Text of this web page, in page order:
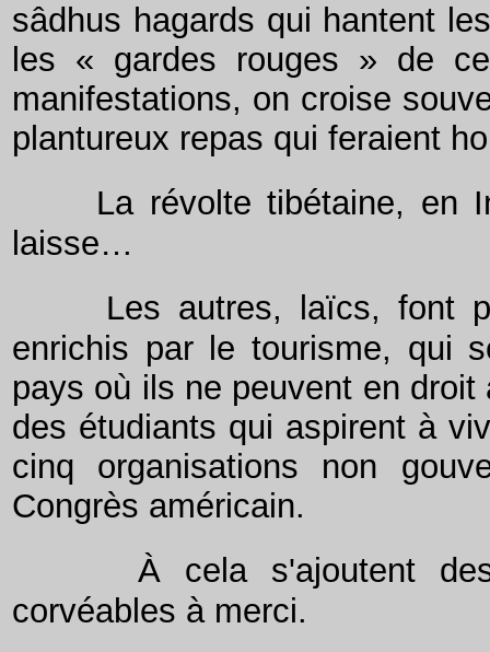
sâdhus hagards qui hantent
les « gardes rouges » de
manifestations, on croise
plantureux repas qui feraient
La révolte tibétaine, en
laisse…
Les autres, laïcs, font
enrichis par le tourisme, qui
pays où ils ne peuvent en
des étudiants qui aspirent à
cinq organisations non
Congrès américain.
À cela s'ajoutent
corvéables à merci.